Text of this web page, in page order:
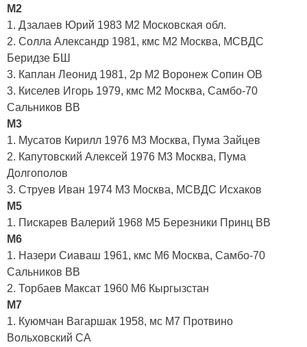
М2
1. Дзалаев Юрий 1983 М2 Московская обл.
2. Солла Александр 1981, кмс М2 Москва, МСВДС
Беридзе БШ
3. Каплан Леонид 1981, 2р М2 Воронеж Сопин ОВ
3. Киселев Игорь 1979, кмс М2 Москва, Самбо-70
Сальников ВВ
М3
1. Мусатов Кирилл 1976 М3 Москва, Пума Зайцев
2. Капутовский Алексей 1976 М3 Москва, Пума
Долгополов
3. Струев Иван 1974 М3 Москва, МСВДС Исхаков
М5
1. Пискарев Валерий 1968 М5 Березники Принц ВВ
М6
1. Назери Сиаваш 1961, кмс М6 Москва, Самбо-70
Сальников ВВ
2. Торбаев Максат 1960 М6 Кыргызстан
М7
1. Куюмчан Вагаршак 1958, мс М7 Протвино
Вольховский СА